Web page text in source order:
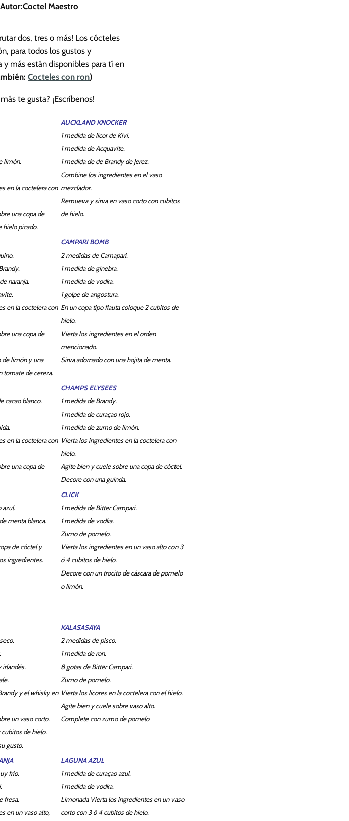
Autor:Coctel Maestro
dos, tres o más! Los cócteles
para todos los gustos y
y más están disponibles para tí en
Cocteles con ron)
te gusta? ¡Escríbenos!
limón.
en la coctelera con
una copa de
hielo picado.
AUCKLAND KNOCKER
1 medida de licor de Kivi.
1 medida de Acquavite.
1 medida de de Brandy de Jerez.
Combine los ingredientes en el vaso
mezclador.
Remueva y sirva en vaso corto con cubitos
de hielo.
naranja.
en la coctelera con
una copa de
de limón y una
tomate de cereza.
CAMPARI BOMB
2 medidas de Camapari.
1 medida de ginebra.
1 medida de vodka.
1 golpe de angostura.
En un copa tipo flauta coloque 2 cubitos de
hielo.
Vierta los ingredientes en el orden
mencionado.
Sirva adornado con una hojita de menta.
cacao blanco.
en la coctelera con
una copa de
CHAMPS ELYSEES
1 medida de Brandy.
1 medida de curaçao rojo.
1 medida de zumo de limón.
Vierta los ingredientes en la coctelera con
hielo.
Agite bien y cuele sobre una copa de cóctel.
Decore con una guinda.
azul.
menta blanca.
de cóctel y
ingredientes.
CLICK
1 medida de Bitter Campari.
1 medida de vodka.
Zumo de pomelo.
Vierta los ingredientes en un vaso alto con 3
ó 4 cubitos de hielo.
Decore con un trocito de cáscara de pomelo
o limón.
irlandés.
y el whisky en
un vaso corto.
cubitos de hielo.
gusto.
KALASASAYA
2 medidas de pisco.
1 medida de ron.
8 gotas de Bittër Campari.
Zumo de pomelo.
Vierta los licores en la coctelera con el hielo.
Agite bien y cuele sobre vaso alto.
Complete con zumo de pomelo
frío.
fresa.
en un vaso alto,
LAGUNA AZUL
1 medida de curaçao azul.
1 medida de vodka.
Limonada Vierta los ingredientes en un vaso
corto con 3 ó 4 cubitos de hielo.